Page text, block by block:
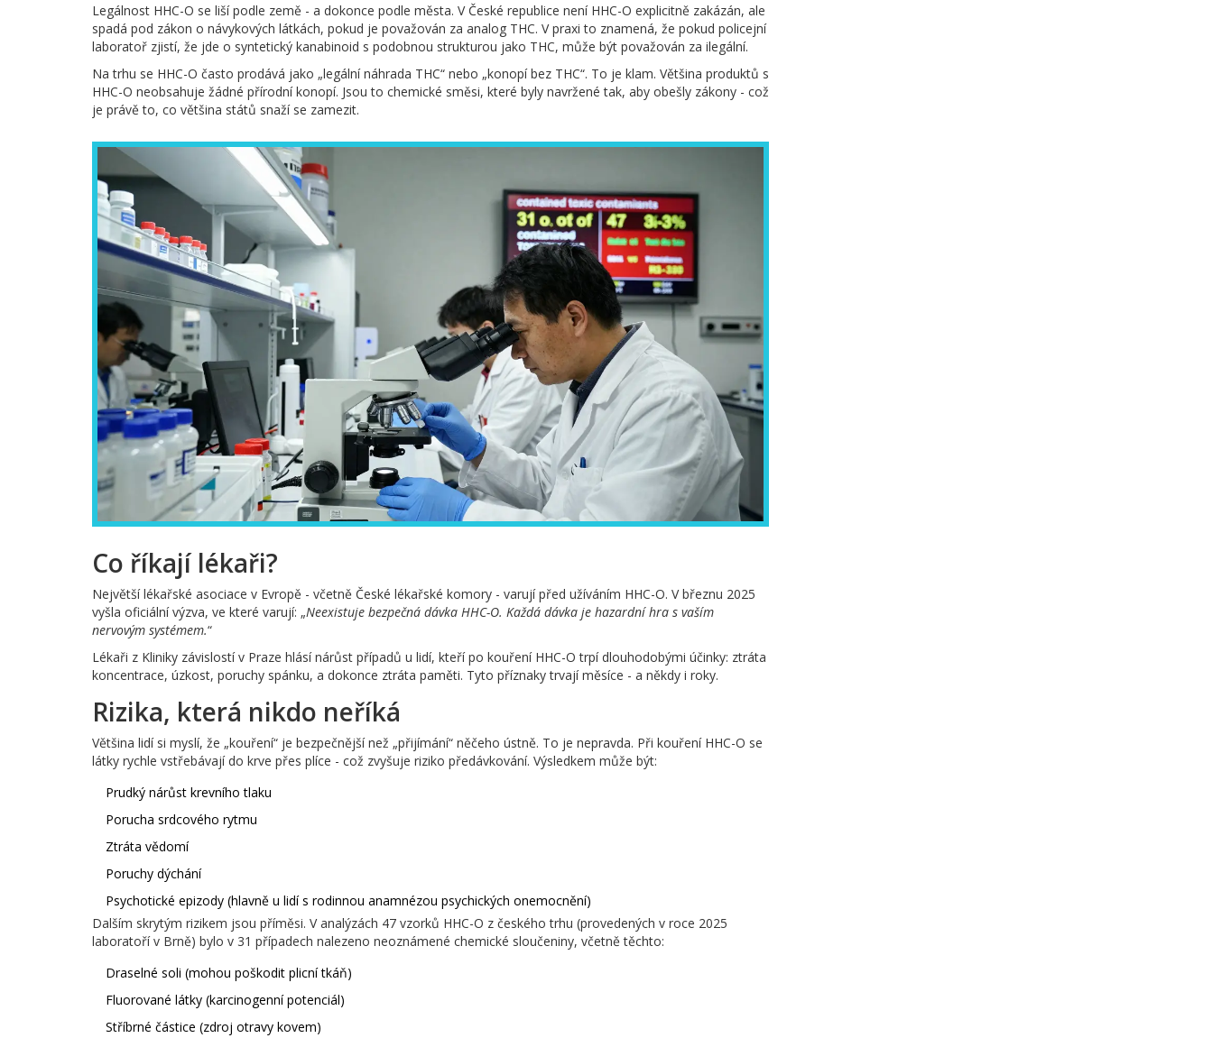
Legálnost HHC-O se liší podle země - a dokonce podle města. V České republice není HHC-O explicitně zakázán, ale
spadá pod zákon o návykových látkách, pokud je považován za analog THC. V praxi to znamená, že pokud policejní
laboratoř zjistí, že jde o syntetický kanabinoid s podobnou strukturou jako THC, může být považován za ilegální.
Na trhu se HHC-O často prodává jako „legální náhrada THC“ nebo „konopí bez THC“. To je klam. Většina produktů s
HHC-O neobsahuje žádné přírodní konopí. Jsou to chemické směsi, které byly navržené tak, aby obešly zákony - což
je právě to, co většina států snaží se zamezit.
Co říkají lékaři?
Největší lékařské asociace v Evropě - včetně České lékařské komory - varují před užíváním HHC-O. V březnu 2025
vyšla oficiální výzva, ve které varují: „Neexistuje bezpečná dávka HHC-O. Každá dávka je hazardní hra s vaším
nervovým systémem.“
Lékaři z Kliniky závislostí v Praze hlásí nárůst případů u lidí, kteří po kouření HHC-O trpí dlouhodobými účinky: ztráta
koncentrace, úzkost, poruchy spánku, a dokonce ztráta paměti. Tyto příznaky trvají měsíce - a někdy i roky.
Rizika, která nikdo neříká
Většina lidí si myslí, že „kouření“ je bezpečnější než „přijímání“ něčeho ústně. To je nepravda. Při kouření HHC-O se
látky rychle vstřebávají do krve přes plíce - což zvyšuje riziko předávkování. Výsledkem může být:
Prudký nárůst krevního tlaku
Porucha srdcového rytmu
Ztráta vědomí
Poruchy dýchání
Psychotické epizody (hlavně u lidí s rodinnou anamnézou psychických onemocnění)
Dalším skrytým rizikem jsou příměsi. V analýzách 47 vzorků HHC-O z českého trhu (provedených v roce 2025
laboratoří v Brně) bylo v 31 případech nalezeno neoznámené chemické sloučeniny, včetně těchto:
Draselné soli (mohou poškodit plicní tkáň)
Fluorované látky (karcinogenní potenciál)
Stříbrné částice (zdroj otravy kovem)